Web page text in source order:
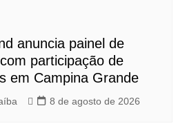
anuncia painel de
com participação de
em Campina Grande
8 de agosto de 2026